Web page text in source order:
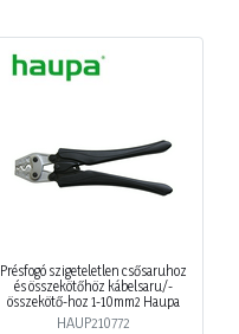
Présfogó szigeteletlen csősaruhoz
és összekötőhöz kábelsaru/-
összekötő-hoz 1-10mm2 Haupa
HAUP210772